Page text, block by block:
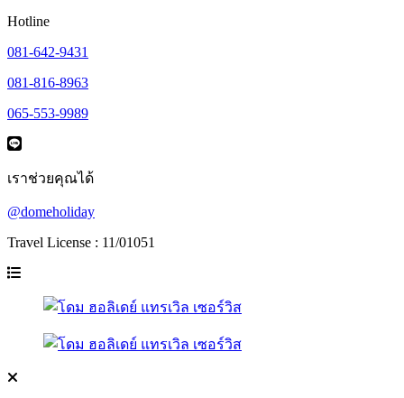
Hotline
081-642-9431
081-816-8963
065-553-9989
เราช่วยคุณได้
@domeholiday
Travel License : 11/01051